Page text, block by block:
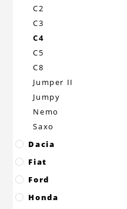
C2
C3
C4
C5
C8
Jumper II
Jumpy
Nemo
Saxo
Dacia
Fiat
Ford
Honda